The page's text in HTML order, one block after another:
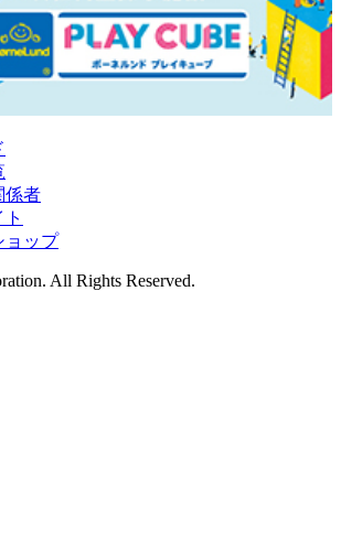
係者
ョップ
All Rights Reserved.